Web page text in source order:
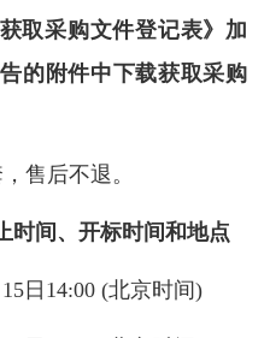
获取采购文件登记表》 加
的附件中下载获取采购
售后不退 。
时间、开标时间和地点
日14:00 (北京时间)